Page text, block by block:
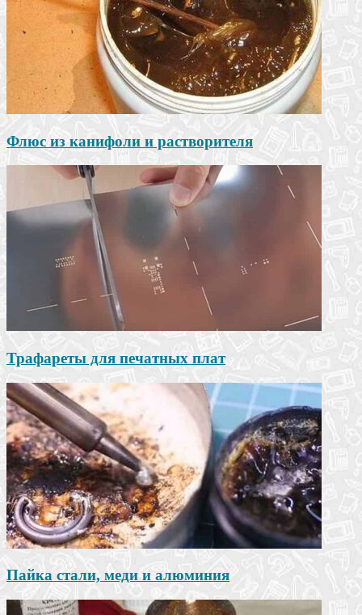
Флюс из канифоли и растворителя
Трафареты для печатных плат
Пайка стали, меди и алюминия